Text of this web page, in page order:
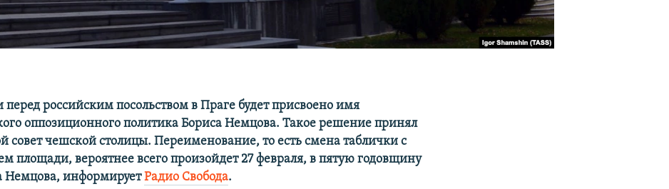
российским посольством в Праге будет присвоено имя
оппозиционного политика Бориса Немцова. Такое решение принял
совет чешской столицы. Переименование, то есть смена таблички с
площади, вероятнее всего произойдет 27 февраля, в пятую годовщину
Немцова, информируетРадио Свобода.